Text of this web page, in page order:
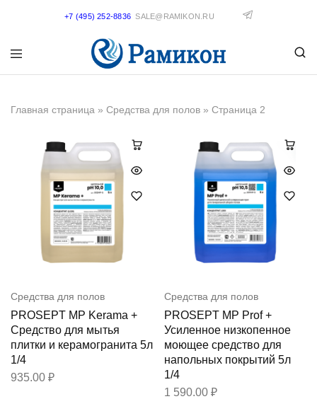
+7 (495) 252-8836 SALE@RAMIKON.RU
Главная страница » Средства для полов » Страница 2
Средства для полов
PROSEPT MP Kerama +
Средство для мытья
плитки и керамогранита 5л
1/4
935.00 ₽
Средства для полов
PROSEPT MP Prof +
Усиленное низкопенное
моющее средство для
напольных покрытий 5л
1/4
1 590.00 ₽